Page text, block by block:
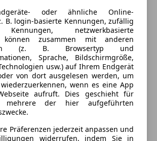
oder ähnliche Online-
B. login-basierte Kennungen, zufällig
netzwerkbasierte
können zusammen mit anderen
(z. B. Browsertyp und
Sprache, Bildschirmgröße,
usw.) auf Ihrem Endgerät
von dort ausgelesen werden, um
wenn es eine App
aufruft. Dies geschieht für
der hier aufgeführten
Präferenzen jederzeit anpassen und
widerrufen, indem Sie in